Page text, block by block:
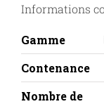
Informations
Gamme
Contenance
Nombre de